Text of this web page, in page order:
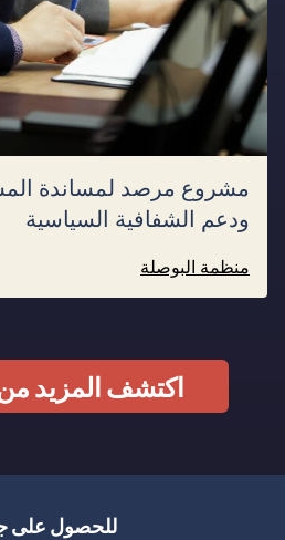
مشروع مرصد لمساندة
ودعم الشفافية السياسية
منظمة البوصلة
اكتشف المزيد من
للحصول على